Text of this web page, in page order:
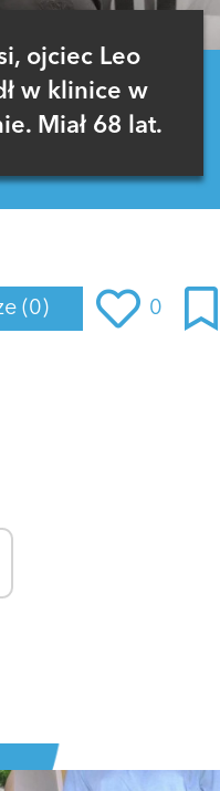
ojciec Leo
w klinice w
Miał 68 lat.
(0) 0